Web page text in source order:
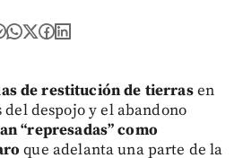
de restitución de tierrasen
despojo y el abandono
“represadas” como
que adelanta una parte de la